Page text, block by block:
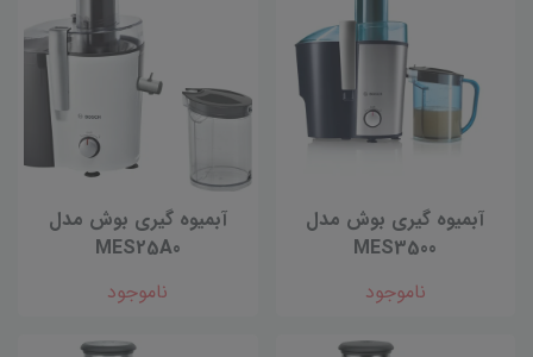
آبمیوه گیری بوش مدل
MES3500
ناموجود
آبمیوه گیری بوش مدل
MES25A0
ناموجود